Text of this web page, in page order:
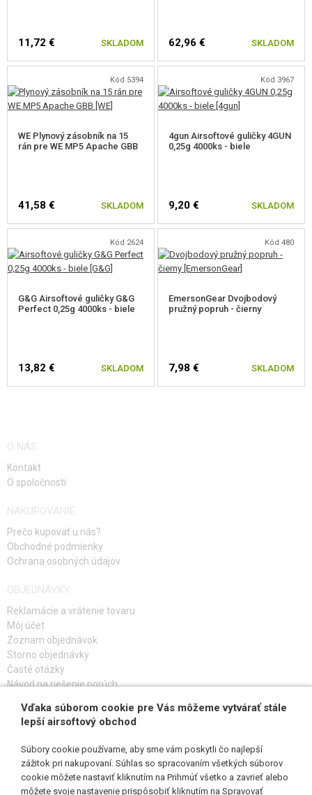
11,72 € SKLADOM 62,96 € SKLADOM
Kód 5394
WE Plynový zásobník na 15
rán pre WE MP5 Apache GBB
41,58 € SKLADOM
Kód 3967
4gun Airsoftové guličky 4GUN
0,25g 4000ks - biele
9,20 € SKLADOM
Kód 2624
G&G Airsoftové guličky G&G
Perfect 0,25g 4000ks - biele
13,82 € SKLADOM
Kód 480
EmersonGear Dvojbodový
pružný popruh - čierny
7,98 € SKLADOM
O NÁS
Kontakt
O spoločnosti
NAKUPOVANIE
Prečo kupovať u nás?
Obchodné podmienky
Ochrana osobných údajov
OBJEDNÁVKY
Reklamácie a vrátenie tovaru
Môj účet
Zoznam objednávok
Storno objednávky
Časté otázky
Návod na riešenie porúch
PRIHLÁS SA K ODBERU
SLEDUJ NÁS
Vďaka súborom cookie pre Vás môžeme vytvárať stále
lepší airsoftový obchod
Súbory cookie používame, aby sme vám poskytli čo najlepší
zážitok pri nakupovaní. Súhlas so spracovaním všetkých súborov
cookie môžete nastaviť kliknutím na Prihmúť všetko a zavrieť alebo
môžete svoje nastavenie prispôsobiť kliknutím na Spravovať